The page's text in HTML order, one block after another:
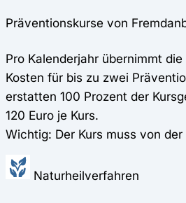
Präventionskurse von
Pro Kalenderjahr übernimmt
Kosten für bis zu zwei
erstatten 100 Prozent der
120 Euro je Kurs.
Wichtig: Der Kurs muss von
Naturheilverfahren